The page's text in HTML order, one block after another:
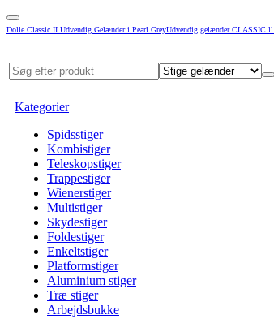
Dolle Classic II Udvendig Gelænder i Pearl GreyUdvendig gelænder CLASSIC
Kategorier
Spidsstiger
Kombistiger
Teleskopstiger
Trappestiger
Wienerstiger
Multistiger
Skydestiger
Foldestiger
Enkeltstiger
Platformstiger
Aluminium stiger
Træ stiger
Arbejdsbukke